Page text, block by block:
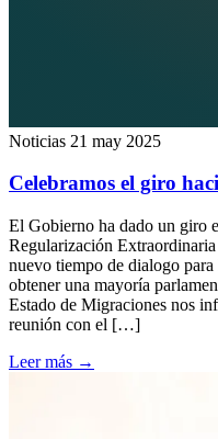
Noticias 21 may 2025
Celebramos el giro
El Gobierno ha dado un giro
Regularización
nuevo tiempo de dialogo
obtener una mayoría
Estado de Migraciones nos
reunión con el […]
Leer más →